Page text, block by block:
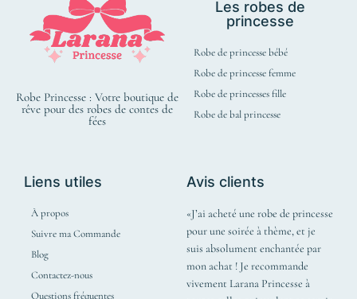
Robe Princesse : Votre boutique de
rêve pour des robes de contes de
fées
Les robes de
princesse
Robe de princesse bébé
Robe de princesse femme
Robe de princesses fille
Robe de bal princesse
Liens utiles
À propos
Suivre ma Commande
Blog
Contactez-nous
Questions fréquentes
Avis clients
«J’ai acheté une robe de princesse
pour une soirée à thème, et je
suis absolument enchantée par
mon achat ! Je recommande
vivement Larana Princesse à